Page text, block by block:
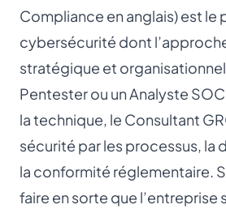
Compliance en anglais) est le
cybersécurité dont
stratégique et
Pentesterou unAnalyste SOC
la technique, le Consultant
sécurité par les processus, la
la conformité réglementaire.
faire en sorte que l’entreprise